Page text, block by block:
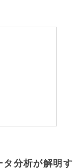
分析が解明す